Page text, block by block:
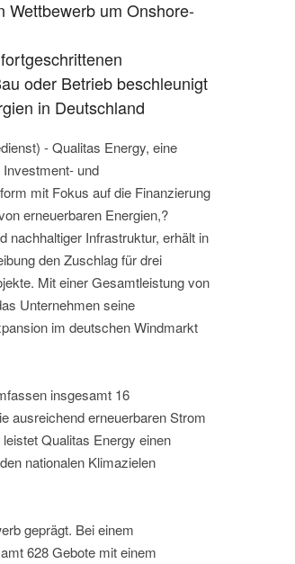
Wettbewerb um Onshore-
oder Betrieb beschleunigt
in Deutschland
- Qualitas Energy, eine
und
mit Fokus auf die Finanzierung
erneuerbaren Energien,?
nachhaltiger Infrastruktur, erhält in
den Zuschlag für drei
Mit einer Gesamtleistung von
Unternehmen seine
im deutschen Windmarkt
insgesamt 16
ausreichend erneuerbaren Strom
Qualitas Energy einen
nationalen Klimazielen
geprägt. Bei einem
628 Gebote mit einem